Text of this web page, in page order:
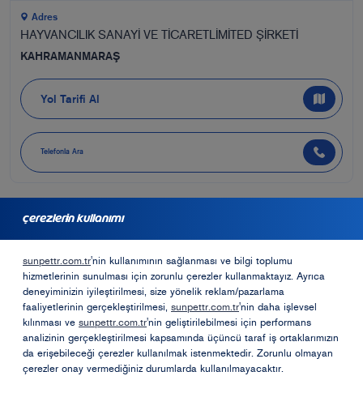
çerezlerin kullanımı
sunpettr.com.tr'nin kullanımının sağlanması ve bilgi toplumu
hizmetlerinin sunulması için zorunlu çerezler kullanmaktayız. Ayrıca
deneyiminizin iyileştirilmesi, size yönelik reklam/pazarlama
faaliyetlerinin gerçekleştirilmesi, sunpettr.com.tr'nin daha işlevsel
kılınması ve sunpettr.com.tr'nin geliştirilebilmesi için performans
analizinin gerçekleştirilmesi kapsamında üçüncü taraf iş ortaklarımızın
da erişebileceği çerezler kullanılmak istenmektedir. Zorunlu olmayan
çerezler onay vermediğiniz durumlarda kullanılmayacaktır.
Adres
HAYVANCILIK SANAYİ VE TİCARETLİMİTED ŞİRKETİ
KAHRAMANMARAŞ
Yol Tarifi Al
Telefonla Ara
Bayilik Formu
Opet Sosyal Sorumluk Projeleri